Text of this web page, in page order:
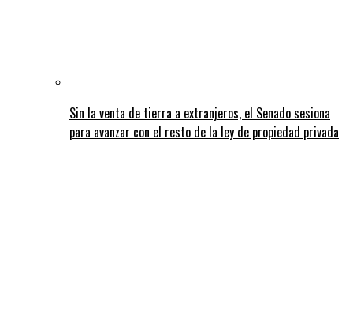
Sin la venta de tierra a extranjeros, el Senado sesiona
para avanzar con el resto de la ley de propiedad privada